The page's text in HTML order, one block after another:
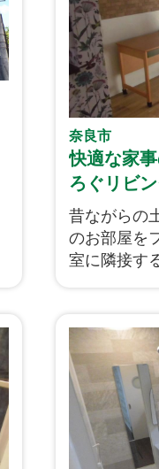
奈良市
快適な家
ろぐリビ
昔ながらの
のお部屋を
室に隣接す
た。冬にと
室を配置換
として洗面
家族がゆっ
グダイニン
民家再生フ